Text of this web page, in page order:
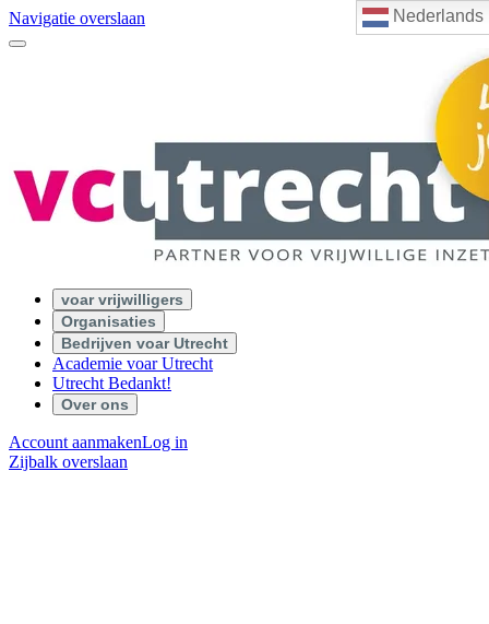
Nederlands
Navigatie overslaan
voar vrijwilligers
Organisaties
Bedrijven voar Utrecht
Academie voar Utrecht
Utrecht Bedankt!
Over ons
Account aanmakenLog in
Zijbalk overslaan